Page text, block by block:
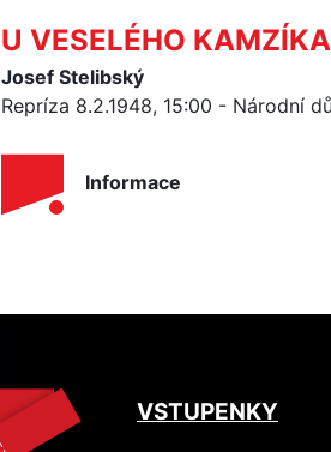
U VESELÉHO KAMZÍKA
Josef Stelibský
Repríza 8.2.1948, 15:00 - Národní
Informace
VSTUPENKY